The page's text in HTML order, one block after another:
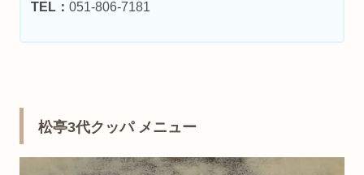
TEL：051-806-7181
松亭3代クッパ メニュー